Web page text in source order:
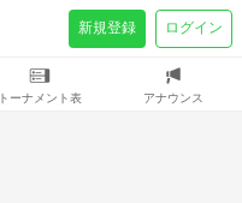
トーナメント表 アナウンス
新規登録 ログイン